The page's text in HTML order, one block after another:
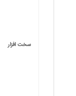
سخت افزار